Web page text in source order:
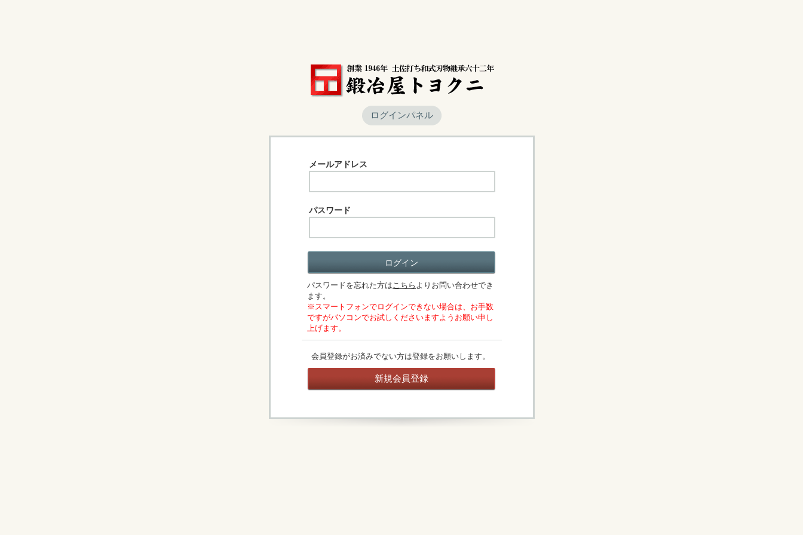
ログインパネル
メールアドレス
パスワード
ログイン
パスワードを忘れた方はこちら よりお問い合わせでき
ます。
※スマートフォンでログインできない場合は、お手数
ですがパソコンでお試しくださいますようお願い申し
上げます。
会員登録がお済みでない方は登録をお願いします。
新規会員登録